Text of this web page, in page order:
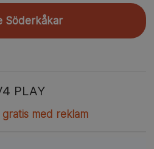
Söderkåkar
PLAY
gratis med reklam